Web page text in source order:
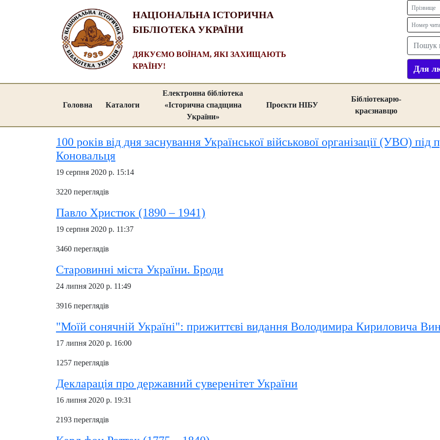
НАЦІОНАЛЬНА ІСТОРИЧНА
БІБЛІОТЕКА УКРАЇНИ
ДЯКУЄМО ВОЇНАМ, ЯКІ ЗАХИЩАЮТЬ
КРАЇНУ!
Для
Головна Каталоги
Електронна бібліотека
«Історична спадщина
України»
Проєкти НІБУ
Бібліотекарю-
краєзнавцю
100 років від дня заснування Української військової організації (УВО)
Коновальця
19 серпня 2020 р. 15:14
3220 переглядів
Павло Христюк (1890 – 1941)
19 серпня 2020 р. 11:37
3460 переглядів
Старовинні міста України. Броди
24 липня 2020 р. 11:49
3916 переглядів
"Моїй сонячній Україні": прижиттєві видання Володимира Кириловича
17 липня 2020 р. 16:00
1257 переглядів
Декларація про державний суверенітет України
16 липня 2020 р. 19:31
2193 переглядів